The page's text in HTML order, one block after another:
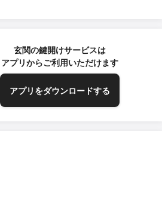
玄関の鍵開けサービスは
アプリからご利用いただけます
アプリをダウンロードする